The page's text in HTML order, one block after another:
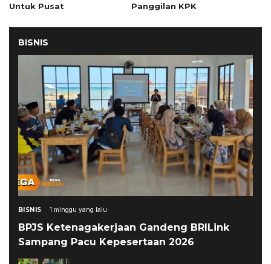
Untuk Pusat
Panggilan KPK
BISNIS
BISNIS 1 minggu yang lalu
BPJS Ketenagakerjaan Gandeng BRILink
Sampang Pacu Kepesertaan 2026